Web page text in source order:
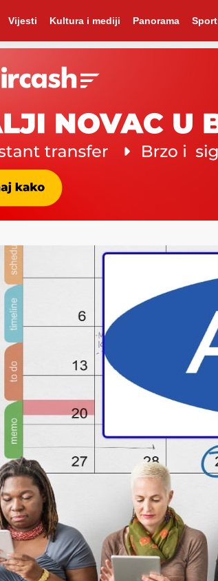
Vijesti Kultura i mediji Panorama Sport